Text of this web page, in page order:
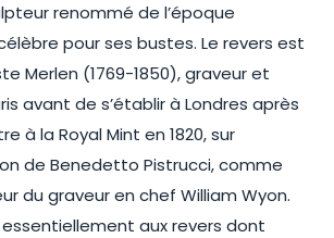
renommé de l’époque
pour ses bustes. Le revers est
Merlen (1769-1850), graveur et
avant de s’établir à Londres après
à la Royal Mint en 1820, sur
de Benedetto Pistrucci, comme
du graveur en chef William Wyon.
aux revers dont